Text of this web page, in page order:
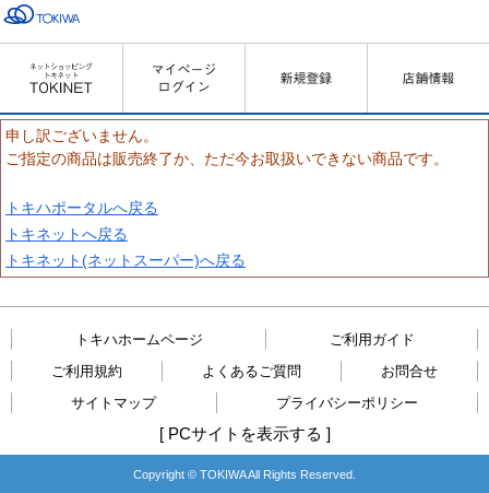
申し訳ございません。
ご指定の商品は販売終了か、ただ今お取扱いできない商品です。
トキハポータルへ戻る
トキネットへ戻る
トキネット(ネットスーパー)へ戻る
トキハホームページ
ご利用ガイド
ご利用規約
よくあるご質問
お問合せ
サイトマップ
プライバシーポリシー
[ PCサイトを表示する ]
Copyright © TOKIWA All Rights Reserved.